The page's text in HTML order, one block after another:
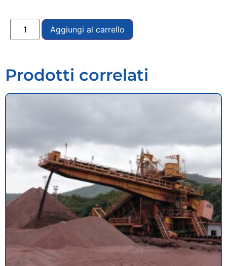
Aggiungi al carrello
Prodotti correlati